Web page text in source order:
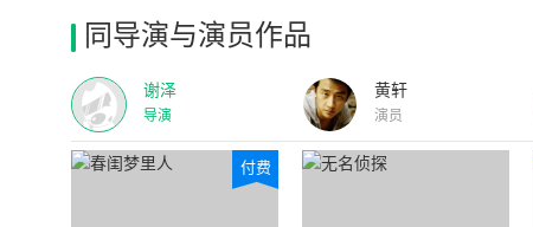
同导演与演员作品
谢泽
导演
黄轩
演员
付费